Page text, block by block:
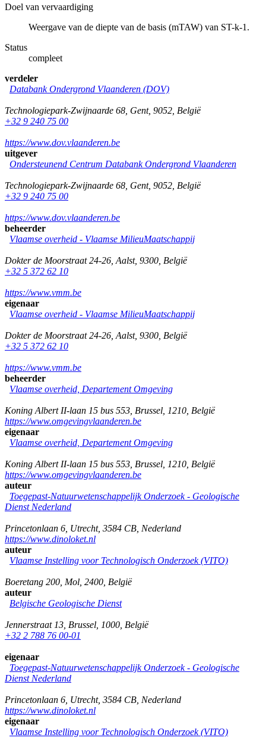
Doel van vervaardiging
Weergave van de diepte van de basis (mTAW) van ST-k-1.
Status
compleet
verdeler
Databank Ondergrond Vlaanderen (DOV)
Technologiepark-Zwijnaarde 68 Gent, 9052 België
+32 9 240 75 00
https://www.dov.vlaanderen.be
uitgever
Ondersteunend Centrum Databank Ondergrond Vlaanderen
Technologiepark-Zwijnaarde 68 Gent, 9052 België
+32 9 240 75 00
https://www.dov.vlaanderen.be
beheerder
Vlaamse overheid - Vlaamse MilieuMaatschappij
Dokter de Moorstraat 24-26 Aalst, 9300 België
+32 5 372 62 10
https://www.vmm.be
eigenaar
Vlaamse overheid - Vlaamse MilieuMaatschappij
Dokter de Moorstraat 24-26 Aalst, 9300 België
+32 5 372 62 10
https://www.vmm.be
beheerder
Vlaamse overheid, Departement Omgeving
Koning Albert II-laan 15 bus 553 Brussel 1210 België
https://www.omgevingvlaanderen.be
eigenaar
Vlaamse overheid, Departement Omgeving
Koning Albert II-laan 15 bus 553 Brussel 1210 België
https://www.omgevingvlaanderen.be
auteur
Toegepast-Natuurwetenschappelijk Onderzoek - Geologische
Dienst Nederland
Princetonlaan 6 Utrecht, 3584 CB Nederland
https://www.dinoloket.nl
auteur
Vlaamse Instelling voor Technologisch Onderzoek (VITO)
Boeretang 200 Mol 2400 België
auteur
Belgische Geologische Dienst
Jennerstraat 13 Brussel 1000 België
+32 2 788 76 00-01
eigenaar
Toegepast-Natuurwetenschappelijk Onderzoek - Geologische
Dienst Nederland
Princetonlaan 6 Utrecht, 3584 CB Nederland
https://www.dinoloket.nl
eigenaar
Vlaamse Instelling voor Technologisch Onderzoek (VITO)